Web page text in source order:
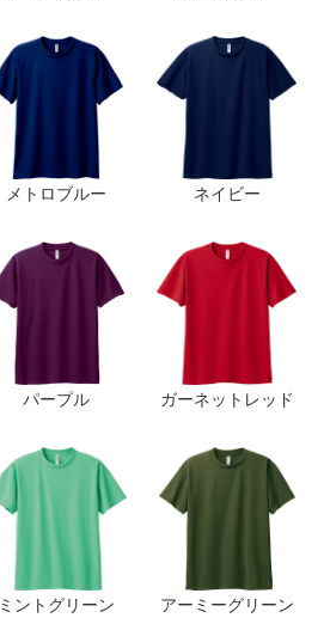
メトロブルー ネイビー
パープル ガーネットレッド
ミントグリーン アーミーグリーン